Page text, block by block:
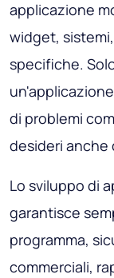
applicazione
widget,
specifiche.
di problemi
desideri anche
Lo sviluppo di
garantisce
programma,
commerciali,